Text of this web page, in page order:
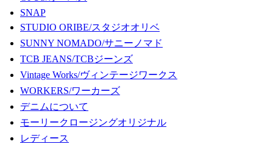
SNAP
STUDIO ORIBE/スタジオオリベ
SUNNY NOMADO/サニーノマド
TCB JEANS/TCBジーンズ
Vintage Works/ヴィンテージワークス
WORKERS/ワーカーズ
デニムについて
モーリークロージングオリジナル
レディース